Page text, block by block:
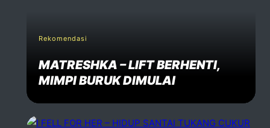
Rekomendasi
MATRESHKA – LIFT BERHENTI,
MIMPI BURUK DIMULAI